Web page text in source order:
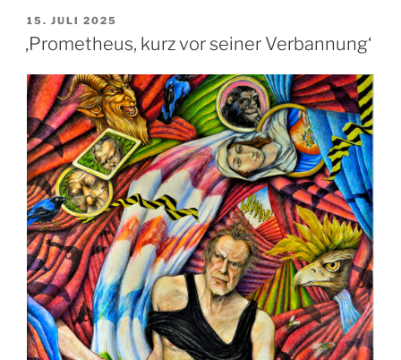
VERÖFFENTLICHT
AM
15. JULI 2025
‚Prometheus, kurz vor seiner Verbannung‘